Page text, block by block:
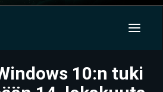
10:n tuki